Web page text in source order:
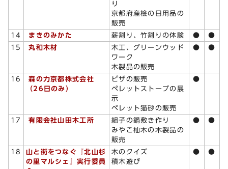
り
京都府産桧の日用品の
販売
14 まきのみかた 薪割り、竹割りの体験 ●
●
15
丸和木材
木工、グリーンウッド
ワーク
木製品の販売
● ●
16
森の力京都株式会社
（26日のみ）
ピザの販売
ペレットストーブの展
示
ペレット猫砂の販売
●
17 有限会社山田木工所
組子の鍋敷き作り
みやこ杣木の木製品の
販売
● ●
18
山と街をつなぐ『北山杉
の里マルシェ』実行委員
木のクイズ
積木遊び
● ●